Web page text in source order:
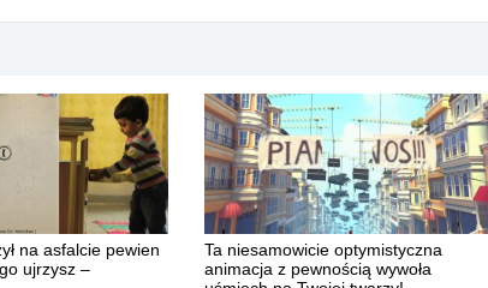
na asfalcie pewien
ujrzysz –
Ta niesamowicie optymistyczna
animacja z pewnością wywoła